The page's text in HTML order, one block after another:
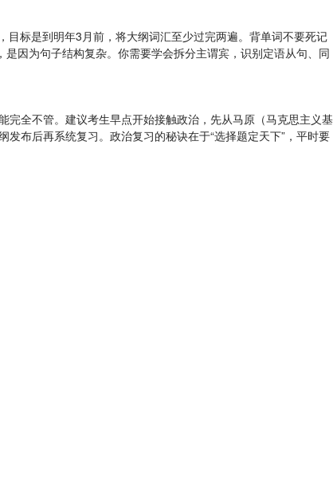
标是到明年3月前，将大纲词汇至少过完两遍。背单词不要死记
因为句子结构复杂。你需要学会拆分主谓宾，识别定语从句、同
全不管。建议考生早点开始接触政治，先从马原（马克思主义基
布后再系统复习。政治复习的秘诀在于“选择题定天下”，平时要